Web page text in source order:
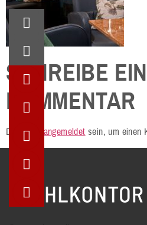
SCHREIBE
KOMMENTAR
Du musst angemeldet sein, um einen